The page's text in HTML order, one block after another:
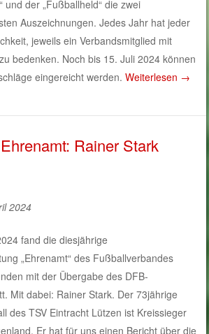
und der „Fußballheld“ die zwei
Auszeichnungen. Jedes Jahr hat jeder
jeweils ein Verbandsmitglied mit
bedenken. Noch bis 15. Juli 2024 können
eingereicht werden.Weiterlesen →
Rainer Stark
2024
fand die diesjährige
„Ehrenamt“ des Fußballverbandes
mit der Übergabe des DFB-
Mit dabei: Rainer Stark. Der 73jährige
des TSV Eintracht Lützen ist Kreissieger
Er hat für uns einen Bericht über die